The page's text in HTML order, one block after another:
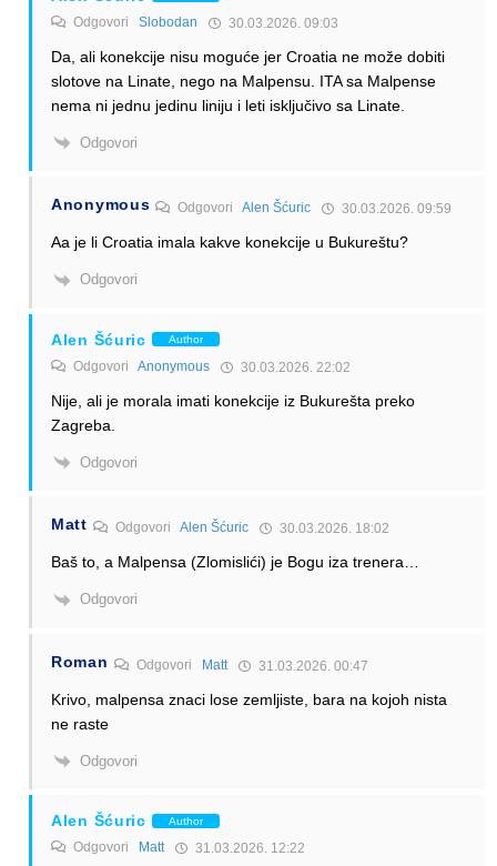
Odgovori Slobodan 30.03.2026. 09:03
Da, ali konekcije nisu moguće jer Croatia ne može dobiti
slotove na Linate, nego na Malpensu. ITA sa Malpense
nema ni jednu jedinu liniju i leti isključivo sa Linate.
Odgovori
Anonymous OdgovoriAlen Šćuric 30.03.2026. 09:59
Aa je li Croatia imala kakve konekcije u Bukureštu?
Odgovori
Alen Šćuric Author
Odgovori Anonymous 30.03.2026. 22:02
Nije, ali je morala imati konekcije iz Bukurešta preko
Zagreba.
Odgovori
Matt Odgovori Alen Šćuric 30.03.2026. 18:02
Baš to, a Malpensa (Zlomislići) je Bogu iza trenera…
Odgovori
Roman Odgovori Matt 31.03.2026. 00:47
Krivo, malpensa znaci lose zemljiste, bara na kojoh nista
ne raste
Odgovori
Alen Šćuric Author
Odgovori Matt 31.03.2026. 12:22